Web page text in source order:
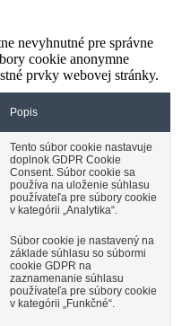
nevyhnutné pre správne
cookie anonymne
prvky webovej stránky.
Popis
Tento súbor cookie nastavuje
doplnok GDPR Cookie
Consent. Súbor cookie sa
používa na uloženie súhlasu
používateľa pre súbory cookie
v kategórii „Analytika“.
Súbor cookie je nastavený na
základe súhlasu so súbormi
cookie GDPR na
zaznamenanie súhlasu
používateľa pre súbory cookie
v kategórii „Funkčné“.